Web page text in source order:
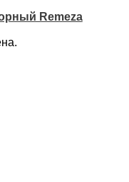
Remeza